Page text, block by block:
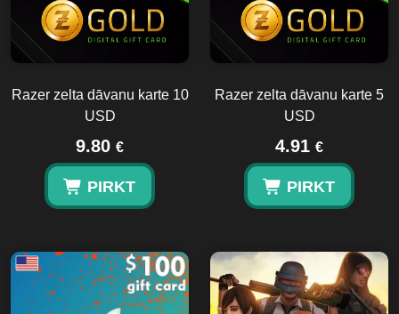
Razer zelta dāvanu karte 10
USD
9.80 €
PIRKT
Razer zelta dāvanu karte 5
USD
4.91 €
PIRKT